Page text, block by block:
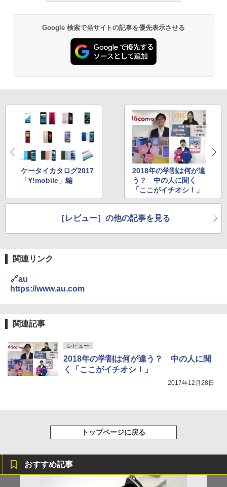
Google 検索で当サイトの記事を優先表示させる
ケータイカタログ2017
「Y!mobile」編
2018年の学割は何が違
う？ 中の人に聞く
「ここがイチオシ！」
［レビュー］の他の記事を見る
関連リンク
🔗au
https://www.au.com
関連記事
レビュー
2018年の学割は何が違う？ 中の人に聞
く「ここがイチオシ！」
2017年12月28日
トップページに戻る
おすすめ記事